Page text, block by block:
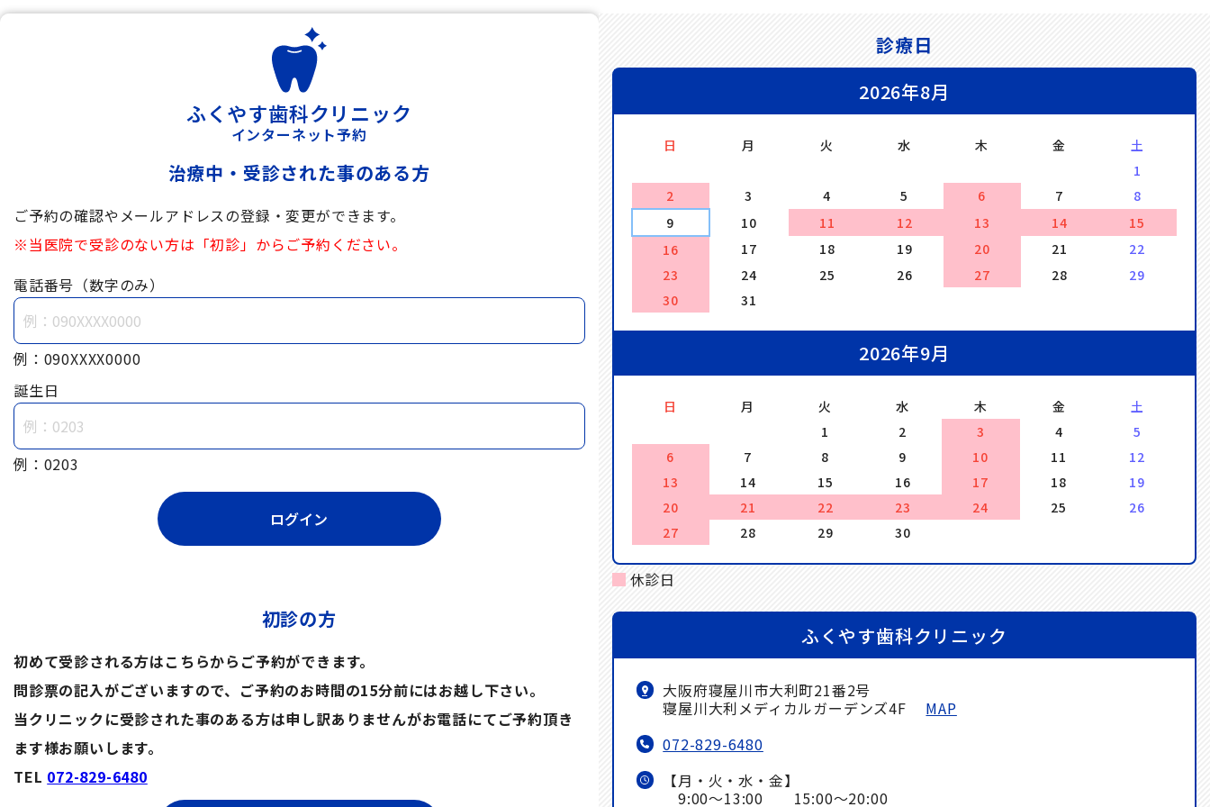
ふくやす歯科クリニック
インターネット予約
治療中・受診された事のある方
ご予約の確認やメールアドレスの登録・変更ができます。
※当医院で受診のない方は「初診」からご予約ください。
電話番号（数字のみ）
例：090XXXX0000
誕生日
例：0203
初診の方
初めて受診される方はこちらからご予約ができます。
問診票の記入がございますので、ご予約のお時間の15分前にはお越し下さい。
当クリニックに受診された事のある方は申し訳ありませんがお電話にてご予約頂き
ます様お願いします。
TEL 072-829-6480
診療日
2026年8月
日 月 火 水 木 金
土
1
2
3 4 5 6 7
8
9
10 11 12 13 14
15
16
17 18 19 20 21
22
23
24 25 26 27 28
29
30
31
2026年9月
日 月 火 水 木 金
土
1
2 3 4
5
6
7 8 9 10 11
12
13
14 15 16 17 18
19
20
21 22 23 24 25
26
27
28 29 30
休診日
ふくやす歯科クリニック
大阪府寝屋川市大利町21番2号
寝屋川大利メディカルガーデンズ4F MAP
072-829-6480
【月・火・水・金】
9:00～13:00 15:00～20:00